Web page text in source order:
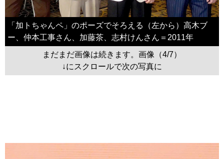
「加トちゃんペ」のポーズでそろえる（左から）高木ブ
ー、仲本工事さん、加藤茶、志村けんさん＝2011年
まだまだ画像は続きます。画像（4/7）
↓にスクロールで次の写真に